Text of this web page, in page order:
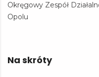
Okręgowy Zespół
Opolu
Na skróty